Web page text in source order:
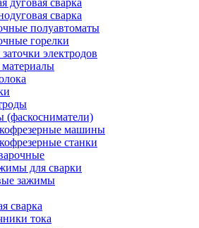
дуговая сварка
сварка
полуавтоматы
горелки
электродов
(фаскосниматели)
машины
станки
для сварки
зажимы
сварка
тока